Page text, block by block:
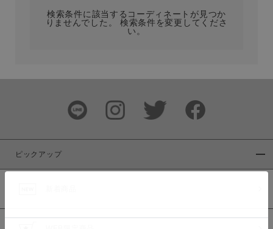
ブランド
検索条件に該当するコーディネートが見つか
りませんでした。 検索条件を変更してくださ
い。
ピックアップ